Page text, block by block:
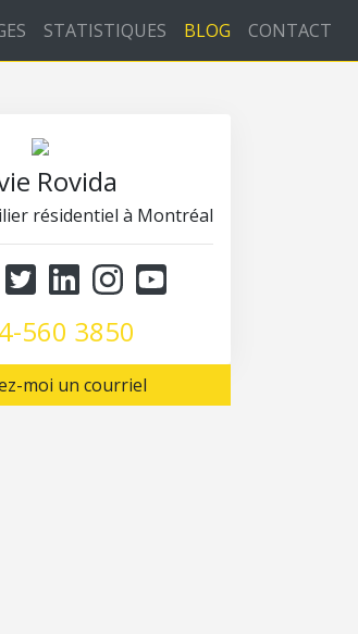
STATISTIQUES BLOG CONTACT
Rovida
résidentiel à Montréal
560 3850
moi un courriel